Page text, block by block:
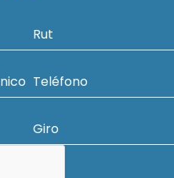
Rut
Teléfono
Giro